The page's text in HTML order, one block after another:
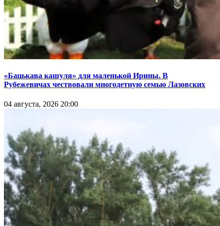
«Бацькава кашуля» для маленькой Ирины. В
Рубежевичах чествовали многодетную семью Лазовских
04 августа, 2026 20:00